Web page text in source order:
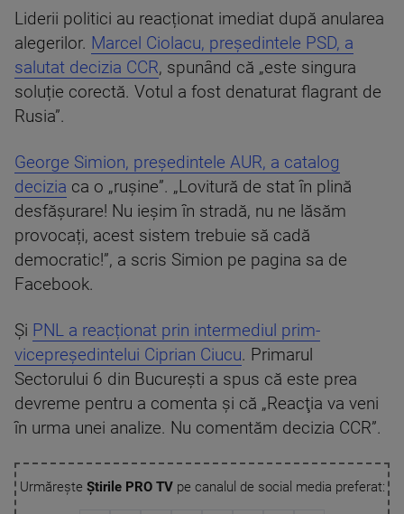
Liderii politici au reacționat imediat după anularea
alegerilor. Marcel Ciolacu, președintele PSD, a
salutat decizia CCR, spunând că „este singura
soluție corectă. Votul a fost denaturat flagrant de
Rusia”.
George Simion, președintele AUR, a catalog
decizia ca o „rușine”. „Lovitură de stat în plină
desfășurare! Nu ieșim în stradă, nu ne lăsăm
provocați, acest sistem trebuie să cadă
democratic!”, a scris Simion pe pagina sa de
Facebook.
Și PNL a reacționat prin intermediul prim-
vicepreședintelui Ciprian Ciucu. Primarul
Sectorului 6 din București a spus că este prea
devreme pentru a comenta și că „Reacţia va veni
în urma unei analize. Nu comentăm decizia CCR”.
Urmărește Știrile PRO TVpe canalul de social media preferat: